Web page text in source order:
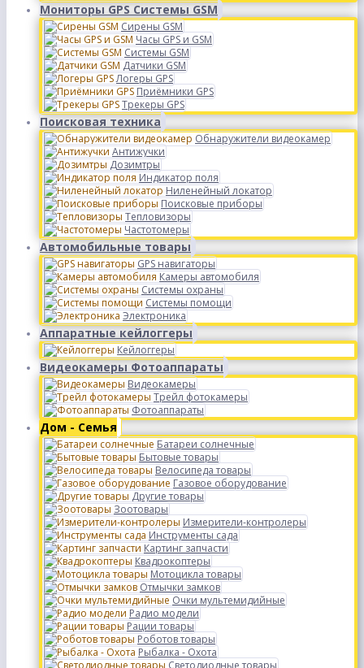
Мониторы GPS Системы GSM
Сирены GSM
Часы GPS и GSM
Системы GSM
Датчики GSM
Логеры GPS
Приёмники GPS
Трекеры GPS
Поисковая техника
Обнаружители видеокамер
Антижучки
Дозимтры
Индикатор поля
Ниленейный локатор
Поисковые приборы
Тепловизоры
Частотомеры
Автомобильные товары
GPS навигаторы
Камеры автомобиля
Системы охраны
Системы помощи
Электроника
Аппаратные кейлоггеры
Кейлоггеры
Видеокамеры Фотоаппараты
Видеокамеры
Трейл фотокамеры
Фотоаппараты
Дом - Семья
Батареи солнечные
Бытовые товары
Велосипеда товары
Газовое оборудование
Другие товары
Зоотовары
Измерители-контролеры
Инструменты сада
Картинг запчасти
Квадрокоптеры
Мотоцикла товары
Отмычки замков
Очки мультемидийные
Радио модели
Рации товары
Роботов товары
Рыбалка - Охота
Светодиодные товары